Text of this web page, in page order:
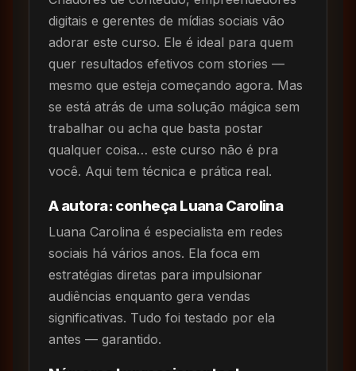
digitais e gerentes de mídias sociais vão
adorar este curso. Ele é ideal para quem
quer resultados efetivos com stories —
mesmo que esteja começando agora. Mas
se está atrás de uma solução mágica sem
trabalhar ou acha que basta postar
qualquer coisa… este curso não é pra
você. Aqui tem técnica e prática real.
A autora: conheça Luana Carolina
Luana Carolina é especialista em redes
sociais há vários anos. Ela foca em
estratégias diretas para impulsionar
audiências enquanto gera vendas
significativas. Tudo foi testado por ela
antes — garantido.